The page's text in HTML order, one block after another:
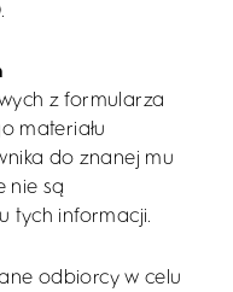
z formularza
materiału
do znanej mu
nie są
tych informacji.
odbiorcy w celu